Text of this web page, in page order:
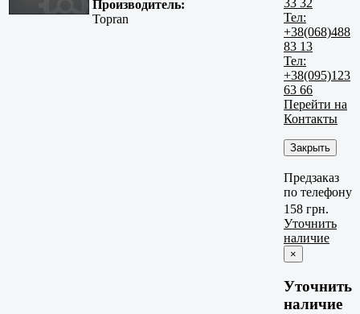
Производитель:
Topran
Тел:
+38(068)488
83 13
Тел:
+38(095)123
63 66
Перейти на
Контакты
Закрыть
Предзаказ
по телефону
158 грн.
Уточнить
наличие
×
Уточнить
наличие